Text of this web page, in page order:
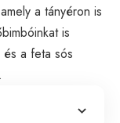
a tányéron is
is
a feta sós